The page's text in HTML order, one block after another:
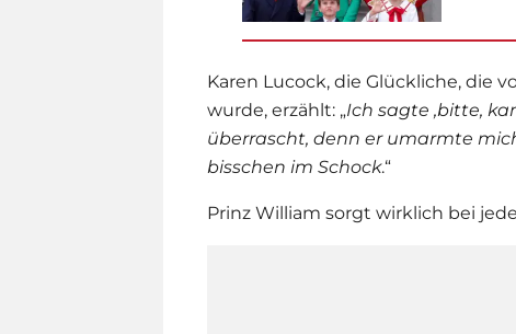
Karen Lucock, die Glückliche, die
wurde, erzählt: „Ich sagte ‚bitte,
überrascht, denn er umarmte
bisschen im Schock.“
Prinz William sorgt wirklich bei